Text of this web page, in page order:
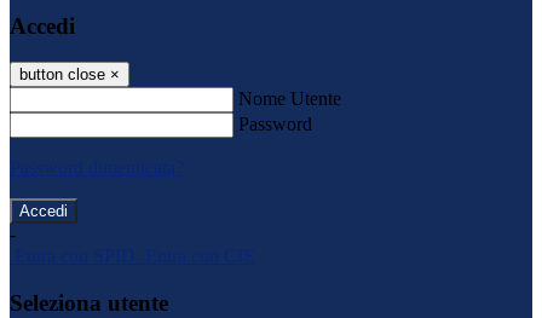
Accedi
button close ×
Nome Utente
Password
Password dimenticata?
-
Entra con SPID
Entra con CIE
Seleziona utente